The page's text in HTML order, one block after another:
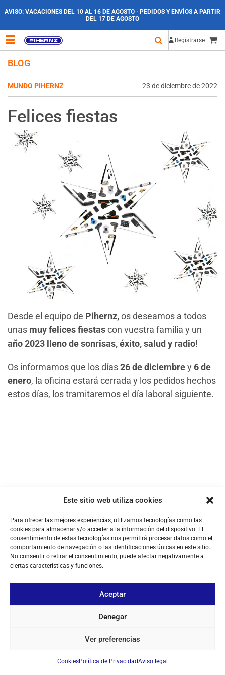
Este sitio web utiliza cookies
Para ofrecer las mejores experiencias, utilizamos tecnologías como las
cookies para almacenar y/o acceder a la información del dispositivo. El
consentimiento de estas tecnologías nos permitirá procesar datos como el
comportamiento de navegación o las identificaciones únicas en este sitio.
No consentir o retirar el consentimiento, puede afectar negativamente a
ciertas características y funciones.
Aceptar
Denegar
Ver preferencias
CookiesPolítica de PrivacidadAviso legal
AVISO: VACACIONES DEL 10 AL 16 DE AGOSTO · PEDIDOS Y ENVÍOS A PARTIR
DEL 17 DE AGOSTO
Registrarse
BLOG
MUNDO PIHERNZ 23 de diciembre de 2022
Felices fiestas
Desde el equipo de Pihernz,os deseamos a todos
unas muy felices fiestascon vuestra familia y un
año 2023 lleno de sonrisas, éxito, salud y radio!
Os informamos que los días26 de diciembrey 6 de
enero, la oficina estará cerrada y los pedidos hechos
estos días, los tramitaremos el día laboral siguiente.